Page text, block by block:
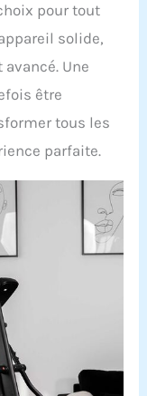
pour tout
solide,
Une
être
tous les
parfaite.